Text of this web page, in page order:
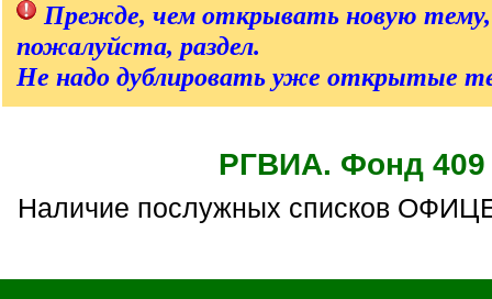
Прежде, чем открывать новую
пожалуйста, раздел.
Не надо дублировать уже открытые
РГВИА. Фонд 409
Наличие послужных списков